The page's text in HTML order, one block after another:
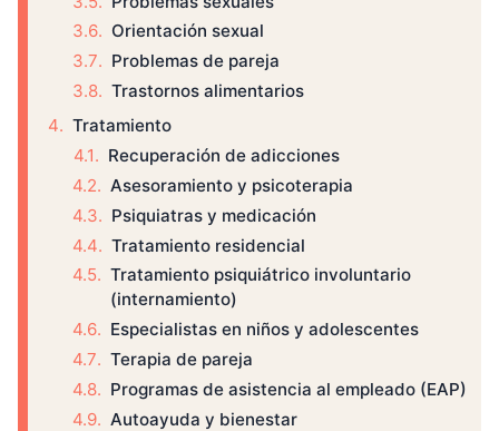
Orientación sexual
Problemas de pareja
Trastornos alimentarios
Tratamiento
Recuperación de adicciones
Asesoramiento y psicoterapia
Psiquiatras y medicación
Tratamiento residencial
Tratamiento psiquiátrico involuntario
(internamiento)
Especialistas en niños y adolescentes
Terapia de pareja
Programas de asistencia al empleado (EAP)
Autoayuda y bienestar